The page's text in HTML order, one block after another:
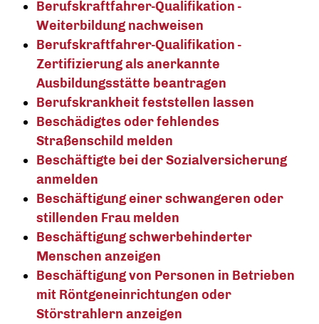
Berufskraftfahrer-Qualifikation -
Weiterbildung nachweisen
Berufskraftfahrer-Qualifikation -
Zertifizierung als anerkannte
Ausbildungsstätte beantragen
Berufskrankheit feststellen lassen
Beschädigtes oder fehlendes
Straßenschild melden
Beschäftigte bei der Sozialversicherung
anmelden
Beschäftigung einer schwangeren oder
stillenden Frau melden
Beschäftigung schwerbehinderter
Menschen anzeigen
Beschäftigung von Personen in Betrieben
mit Röntgeneinrichtungen oder
Störstrahlern anzeigen